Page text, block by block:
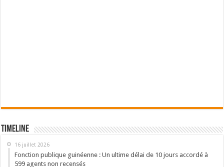
Timeline
16 juillet 2026
Fonction publique guinéenne : Un ultime délai de 10 jours accordé à
599 agents non recensés